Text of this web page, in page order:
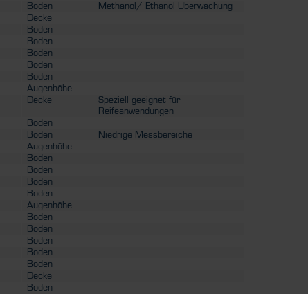
Boden
Methanol/ Ethanol Überwachung
Decke
Boden
Boden
Boden
Boden
Boden
Augenhöhe
Decke
Speziell geeignet für
Reifeanwendungen
Boden
Boden
Niedrige Messbereiche
Augenhöhe
Boden
Boden
Boden
Boden
Augenhöhe
Boden
Boden
Boden
Boden
Boden
Decke
Boden